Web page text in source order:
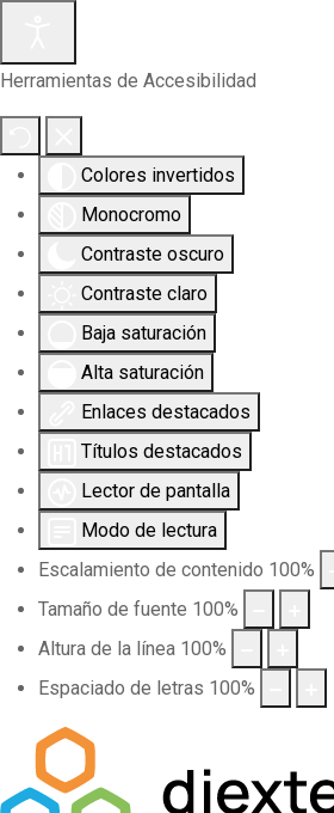
Herramientas de Accesibilidad
Colores invertidos
Monocromo
Contraste oscuro
Contraste claro
Baja saturación
Alta saturación
Enlaces destacados
Títulos destacados
Lector de pantalla
Modo de lectura
Escalamiento de contenido 100%
Tamaño de fuente 100%
Altura de la línea 100%
Espaciado de letras 100%